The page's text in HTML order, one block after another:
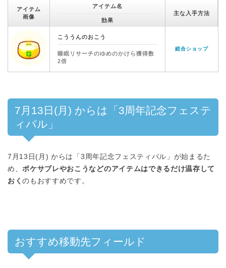
アイテム
画像
アイテム名
効果
主な入手方法
こううんのおこう
睡眠リサーチのゆめのかけら獲得数
2倍
総合ショップ
7月13日(月) からは「3周年記念フェステ
ィバル」
7月13日(月) からは「3周年記念フェスティバル」が始まるた
め、ポケサブレやおこうなどのアイテムはできるだけ温存して
おくのもおすすめです。
おすすめ移動先フィールド